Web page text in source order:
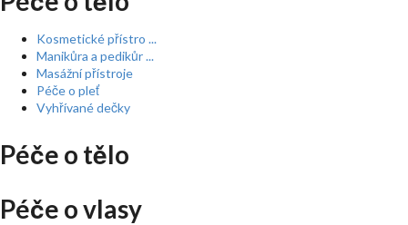
Kosmetické přístro ...
Manikůra a pedikůr ...
Masážní přístroje
Péče o pleť
Vyhřívané dečky
Péče o tělo
Péče o vlasy